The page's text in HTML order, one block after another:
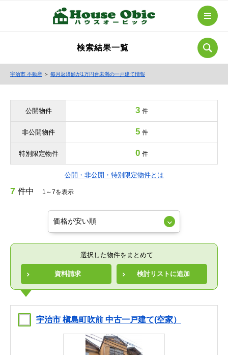
検索結果一覧
宇治市 不動産 ＞ 毎月返済額が1万円台未満の一戸建て情報
公開物件 3 件
非公開物件 5 件
特別限定物件 0 件
公開・非公開・特別限定物件とは
7 件中 1～7を表示
選択した物件をまとめて
資料請求 検討リストに追加
宇治市 槇島町吹前 中古一戸建て(空家）